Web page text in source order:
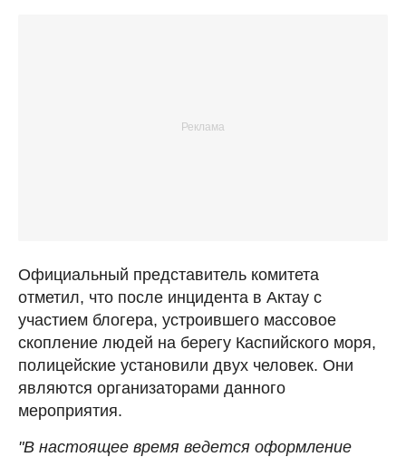
Официальный представитель комитета
отметил, что после инцидента в Актау с
участием блогера, устроившего массовое
скопление людей на берегу Каспийского моря,
полицейские установили двух человек. Они
являются организаторами данного
мероприятия.
"В настоящее время ведется оформление